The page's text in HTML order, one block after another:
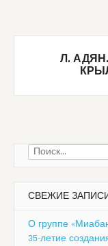
Л.
Найти:
СВЕЖИЕ
О группе
35-летие